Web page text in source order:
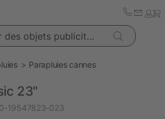
publicitaires
Parapluies cannes
23"
19547823-023